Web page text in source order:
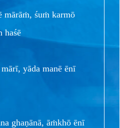
mārāṁ, śuṁ karmō
haśē
yāda manē ēnī
ghaṇānā, āṁkhō ēnī